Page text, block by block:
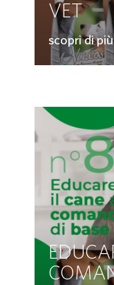
VET
scopri di più